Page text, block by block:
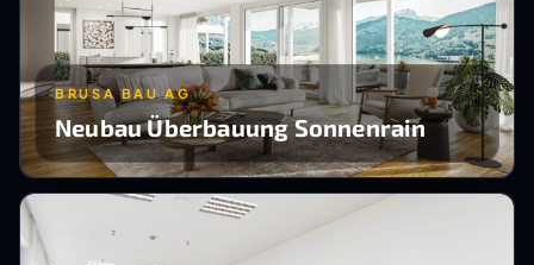
BRUSA BAU AG
Neubau Überbauung Sonnenrain